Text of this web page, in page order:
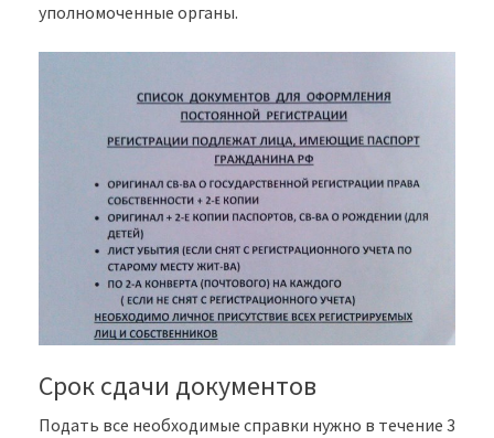
уполномоченные органы.
Срок сдачи документов
Подать все необходимые справки нужно в течение 3